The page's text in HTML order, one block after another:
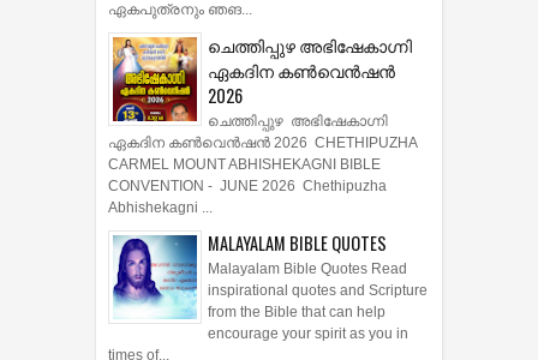
ഏകപുത്രനും ഞങ...
ചെത്തിപ്പുഴ അഭിഷേകാഗ്നി
ഏകദിന കൺവെൻഷൻ
2026
ചെത്തിപ്പുഴ അഭിഷേകാഗ്നി
ഏകദിന കൺവെൻഷൻ 2026 CHETHIPUZHA
CARMEL MOUNT ABHISHEKAGNI BIBLE
CONVENTION - JUNE 2026 Chethipuzha
Abhishekagni ...
MALAYALAM BIBLE QUOTES
Malayalam Bible Quotes Read
inspirational quotes and Scripture
from the Bible that can help
encourage your spirit as you in
times of...